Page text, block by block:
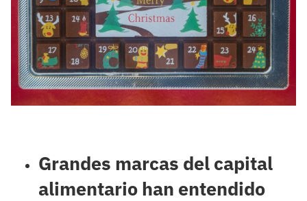
Grandes marcas del capital
alimentario han entendido